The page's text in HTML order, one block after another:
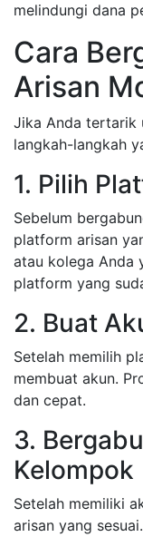
melindungi dana
Cara
Arisan
Jika Anda tertarik
langkah-langkah
1. Pilih
Sebelum
platform arisan
atau kolega Anda
platform yang
2. Buat
Setelah memilih
membuat akun.
dan cepat.
3.
Kelompok
Setelah memiliki
arisan yang